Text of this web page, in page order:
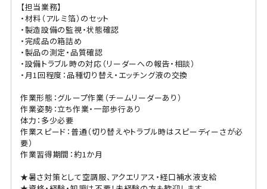
【担当業務】
・材料（アルミ箔）のセット
・製造設備の監視・状態確認
・完成品の箱詰め
・製品の測定・品質確認
・設備トラブル時の対応（リーダーへの報告・相談）
・月1回程度：品種切り替え・エッチング液の交換
作業形態：グループ作業（チームリーダーあり）
作業姿勢：立ち作業・一部歩行あり
体力：多少必要
作業スピード：普通（切り替えやトラブル時はスピーディーさが必
要）
作業習得期間：約1か月
★暑さ対策として空調服、アクエリアス・経口補水液支給